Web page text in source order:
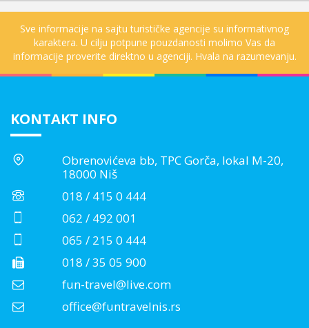
Sve informacije na sajtu turističke agencije su informativnog
karaktera. U cilju potpune pouzdanosti molimo Vas da
informacije proverite direktno u agenciji. Hvala na razumevanju.
KONTAKT INFO
Obrenovićeva bb, TPC Gorča, lokal M-20,
18000 Niš
018 / 415 0 444
062 / 492 001
065 / 215 0 444
018 / 35 05 900
fun-travel@live.com
office@funtravelnis.rs